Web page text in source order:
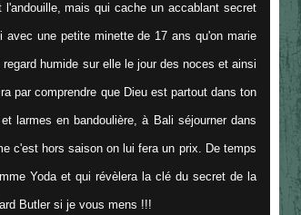
mais qui cache un accablant secret
avec une petite minette de 17 ans qu'on marie
humide sur elle le jour des noces et ainsi
par comprendre que Dieu est partout dans ton
larmes en bandoulière, à Bali séjourner dans
c'est hors saison on lui fera un prix. De temps
Yoda et qui révèlera la clé du secret de la
Butler si je vous mens !!!